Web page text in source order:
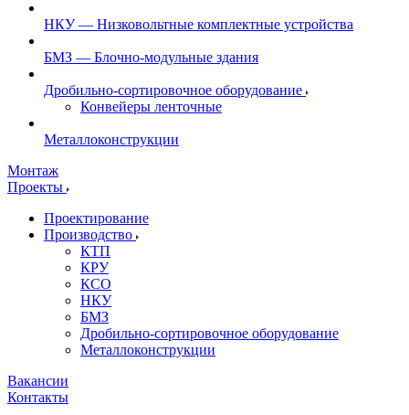
НКУ — Низковольтные комплектные устройства
БМЗ — Блочно-модульные здания
Дробильно-сортировочное оборудование
Конвейеры ленточные
Металлоконструкции
Монтаж
Проекты
Проектирование
Производство
КТП
КРУ
КСО
НКУ
БМЗ
Дробильно-сортировочное оборудование
Металлоконструкции
Вакансии
Контакты